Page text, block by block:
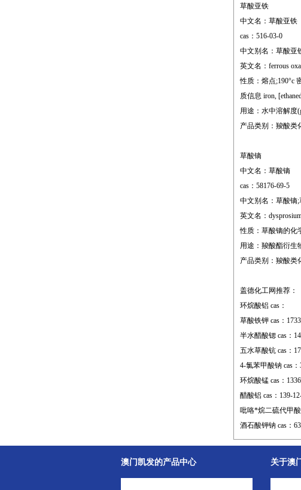
草酸亚铁
中文名：草酸亚铁
cas：516-03-0
中文别名：草酸亚
英文名：ferrous
性质：熔点;190°c
质信息 iron,
用途：水中溶解度
产品类别：羧酸类
草酸镝
中文名：草酸镝
cas：58176-69-5
中文别名：草酸镝
英文名：
性质：草酸镝的化
用途：羧酸酯衍生
产品类别：羧酸类
盖德化工网推荐：
环烷酸铝 cas：
草酸铁钾 cas：
半水醋酸锶 cas：
五水草酸钪 cas：
4-氯苯甲酸钠 cas：
环烷酸锰 cas：
醋酸铝 cas：139-
吡咯*烷二硫代甲酸
酒石酸钾钠 cas：
澳门凯发的产品中心 关于澳